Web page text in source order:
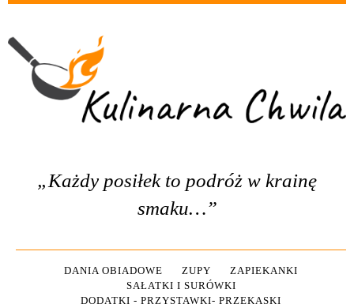
„Każdy posiłek to podróż w krainę
smaku…”
DANIA OBIADOWE ZUPY
ZAPIEKANKI
SAŁATKI I SURÓWKI
DODATKI - PRZYSTAWKI- PRZEKĄSKI